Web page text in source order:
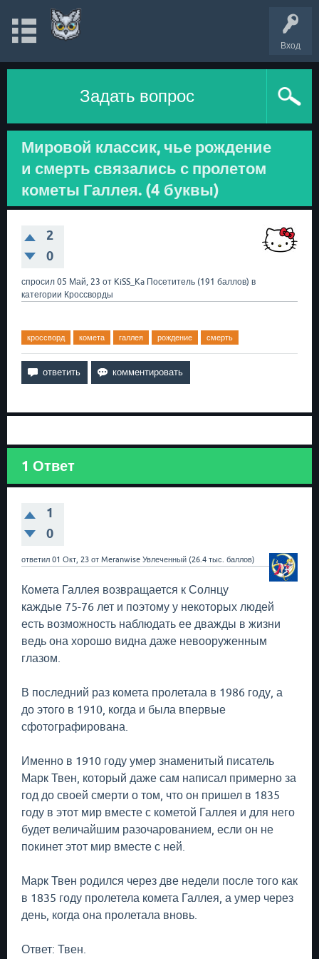
Вход
Задать вопрос
Мировой классик, чье рождение
и смерть связались с пролетом
кометы Галлея. (4 буквы)
2
0
спросил 05 Май, 23 от KiSS_Ka Посетитель (191 баллов) в
категории Кроссворды
кроссворд комета галлея рождение смерть
1 Ответ
1
0
ответил 01 Окт, 23 от Meranwise Увлеченный (26.4 тыс. баллов)
Комета Галлея возвращается к Солнцу
каждые 75-76 лет и поэтому у некоторых людей
есть возможность наблюдать ее дважды в жизни
ведь она хорошо видна даже невооруженным
глазом.
В последний раз комета пролетала в 1986 году, а
до этого в 1910, когда и была впервые
сфотографирована.
Именно в 1910 году умер знаменитый писатель
Марк Твен, который даже сам написал примерно за
год до своей смерти о том, что он пришел в 1835
году в этот мир вместе с кометой Галлея и для него
будет величайшим разочарованием, если он не
покинет этот мир вместе с ней.
Марк Твен родился через две недели после того как
в 1835 году пролетела комета Галлея, а умер через
день, когда она пролетала вновь.
Ответ: Твен.